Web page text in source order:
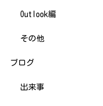
Outlook編
その他
ブログ
出来事